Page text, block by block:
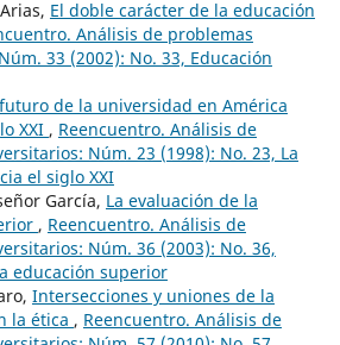
El doble carácter de la educación
Análisis de problemas
33 (2002): No. 33, Educación
de la universidad en América
XXI , Reencuentro. Análisis de
Núm. 23 (1998): No. 23, La
el siglo XXI
García, La evaluación de la
, Reencuentro. Análisis de
Núm. 36 (2003): No. 36,
educación superior
Intersecciones y uniones de la
la ética , Reencuentro. Análisis de